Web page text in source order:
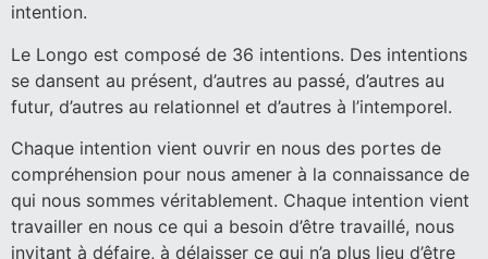
intention.
Le Longo est composé de 36 intentions. Des intentions
se dansent au présent, d’autres au passé, d’autres au
futur, d’autres au relationnel et d’autres à l’intemporel.
Chaque intention vient ouvrir en nous des portes de
compréhension pour nous amener à la connaissance de
qui nous sommes véritablement. Chaque intention vient
travailler en nous ce qui a besoin d’être travaillé, nous
invitant à défaire, à délaisser ce qui n’a plus lieu d’être